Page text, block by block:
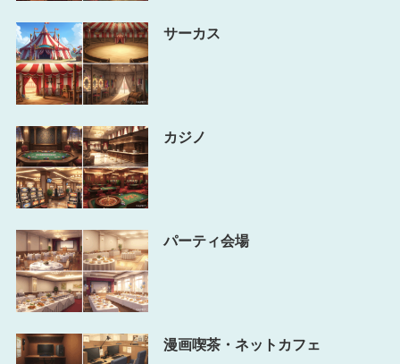
サーカス
カジノ
パーティ会場
漫画喫茶・ネットカフェ